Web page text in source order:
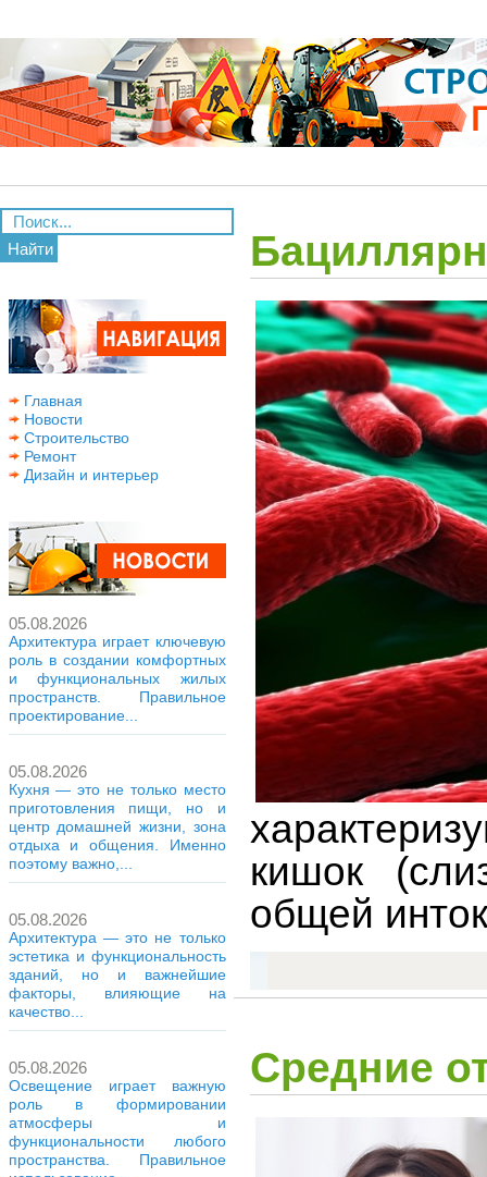
Найти
Главная
Новости
Строительство
Ремонт
Дизайн и интерьер
05.08.2026
Архитектура играет ключевую
роль в создании комфортных
и функциональных жилых
пространств. Правильное
проектирование...
05.08.2026
Кухня — это не только место
приготовления пищи, но и
центр домашней жизни, зона
отдыха и общения. Именно
поэтому важно,...
05.08.2026
Архитектура — это не только
эстетика и функциональность
зданий, но и важнейшие
факторы, влияющие на
качество...
05.08.2026
Освещение играет важную
роль в формировании
атмосферы и
функциональности любого
пространства. Правильное
кишок
общей
Средние